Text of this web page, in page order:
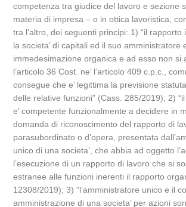
competenza tra giudice del lavoro e sezione
materia di impresa – o in ottica lavoristica,
tra l’altro, dei seguenti principi: 1) “il rapporto
la societa’ di capitali ed il suo amministratore
immedesimazione organica e ad esso non si
l’articolo 36 Cost. ne’ l’articolo 409 c.p.c.,
consegue che e’ legittima la previsione
delle relative funzioni” (Cass. 285/2019); 2)
e’ competente funzionalmente a decidere in
domanda di riconoscimento del rapporto di
parasubordinato o d’opera, presentata
unico di una societa’, che abbia ad oggetto
l’esecuzione di un rapporto di lavoro che si
estranee alle funzioni inerenti il rapporto
12308/2019); 3) “l’amministratore unico e il
amministrazione di una societa’ per azioni